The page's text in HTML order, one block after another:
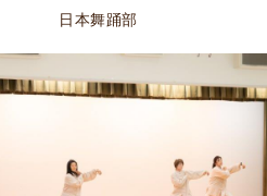
日本舞踊部